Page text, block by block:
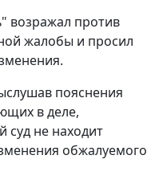
возражал против
жалобы и просил
пояснения
в деле,
не находит
обжалуемого